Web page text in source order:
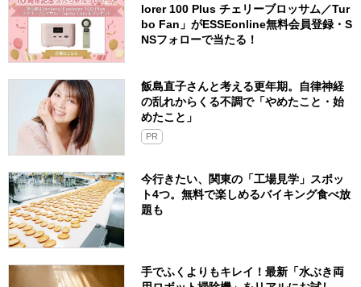
lorer 100 Plus チェリーブロッサム／Tur
bo Fan」がESSEonline無料会員登録・S
NSフォローで当たる！
飯島直子さんと考える更年期。自律神経
の乱れからくる不調で「やめたこと・始
めたこと」
PR
今行きたい、関東の「工場見学」スポッ
ト4つ。無料で楽しめるバイキング食べ放
題も
手でふくよりもキレイ！最新「水ぶき両